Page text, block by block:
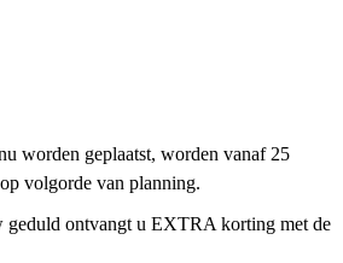
worden geplaatst, worden vanaf 25
volgorde van planning.
geduld ontvangt u EXTRA korting met de